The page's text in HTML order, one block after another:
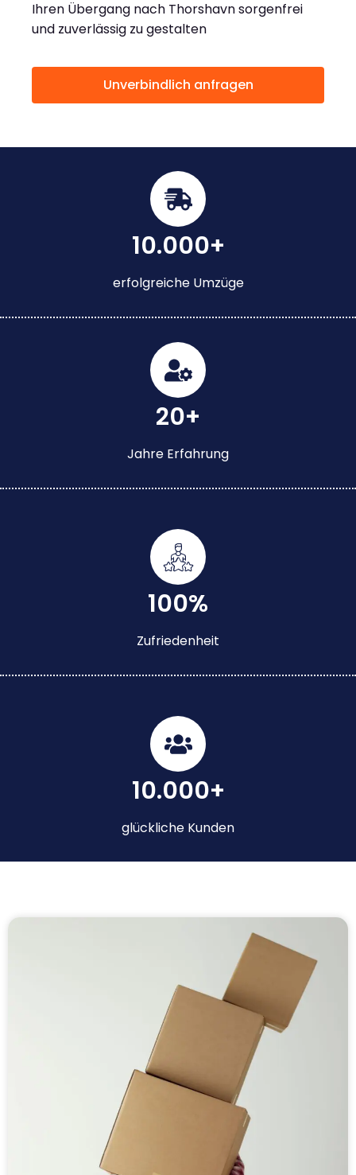
Ihren Übergang nach Thorshavn sorgenfrei
und zuverlässig zu gestalten
Unverbindlich anfragen
10.000+
erfolgreiche Umzüge
20+
Jahre Erfahrung
100%
Zufriedenheit
10.000+
glückliche Kunden